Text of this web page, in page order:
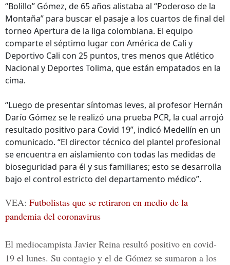
“Bolillo” Gómez, de 65 años alistaba al “Poderoso de la
Montaña” para buscar el pasaje a los cuartos de final del
torneo Apertura de la liga colombiana. El equipo
comparte el séptimo lugar con América de Cali y
Deportivo Cali con 25 puntos, tres menos que Atlético
Nacional y Deportes Tolima, que están empatados en la
cima.
“Luego de presentar síntomas leves, al profesor Hernán
Darío Gómez se le realizó una prueba PCR, la cual arrojó
resultado positivo para Covid 19”, indicó Medellín en un
comunicado. “El director técnico del plantel profesional
se encuentra en aislamiento con todas las medidas de
bioseguridad para él y sus familiares; esto se desarrolla
bajo el control estricto del departamento médico”.
VEA: Futbolistas que se retiraron en medio de la
pandemia del coronavirus
El mediocampista Javier Reina resultó positivo en covid-
19 el lunes. Su contagio y el de Gómez se sumaron a los